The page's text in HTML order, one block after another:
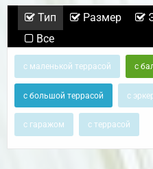
Тип Размер
Все
с маленькой террасой с
с большой террасой с
с гаражом с террасой